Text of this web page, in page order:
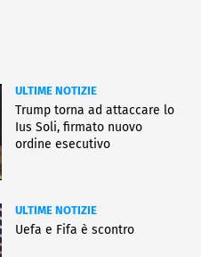
ULTIME NOTIZIE
Trump torna ad attaccare lo
Ius Soli, firmato nuovo
ordine esecutivo
ULTIME NOTIZIE
Uefa e Fifa è scontro